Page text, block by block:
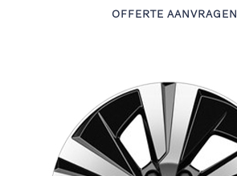
OFFERTE AANVRAGEN